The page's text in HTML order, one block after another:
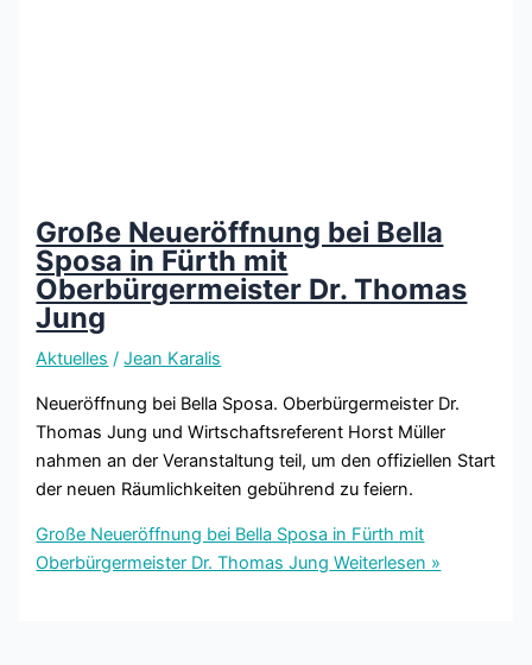
Große Neueröffnung bei Bella
Sposa in Fürth mit
Oberbürgermeister Dr. Thomas
Jung
Aktuelles /Jean Karalis
Neueröffnung bei Bella Sposa. Oberbürgermeister Dr.
Thomas Jung und Wirtschaftsreferent Horst Müller
nahmen an der Veranstaltung teil, um den offiziellen Start
der neuen Räumlichkeiten gebührend zu feiern.
Große Neueröffnung bei Bella Sposa in Fürth mit
Oberbürgermeister Dr. Thomas Jung Weiterlesen »